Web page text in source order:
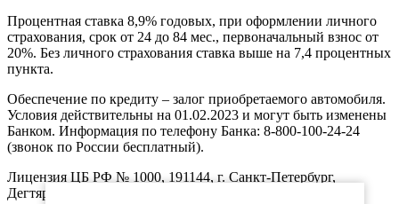
Процентная ставка 8,9% годовых, при оформлении личного
страхования, срок от 24 до 84 мес., первоначальный взнос от
20%. Без личного страхования ставка выше на 7,4 процентных
пункта.
Обеспечение по кредиту – залог приобретаемого автомобиля.
Условия действительны на 01.02.2023 и могут быть изменены
Банком. Информация по телефону Банка: 8-800-100-24-24
(звонок по России бесплатный).
Лицензия ЦБ РФ № 1000, 191144, г. Санкт-Петербург,
Дегтярный пер., д.11, лит.А. www.vtb.ru. Реклама 0+. Не